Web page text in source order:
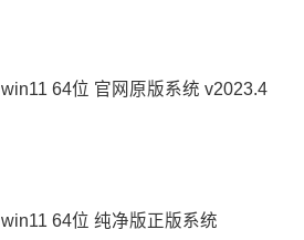
win11 64位 官网原版系统 v2023.4
win11 64位 纯净版正版系统